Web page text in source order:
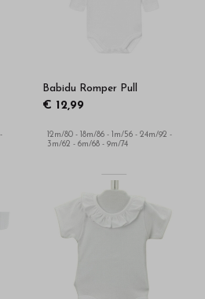
Babidu Romper Pull
€ 12,99
12m/80 - 18m/86 - 1m/56 - 24m/92 -
3m/62 - 6m/68 - 9m/74